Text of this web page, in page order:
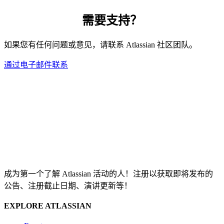
需要支持？
如果您有任何问题或意见，请联系 Atlassian 社区团队。
通过电子邮件联系
成为第一个了解 Atlassian 活动的人！注册以获取即将发布的
公告、注册截止日期、演讲更新等！
EXPLORE ATLASSIAN